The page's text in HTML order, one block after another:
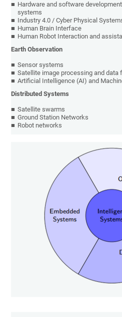
Hardware andsoftware development
systems
Industry 4.0 /Cyber Physical
Human Brain Interface
Human Robot Interaction and
Earth Observation
Sensor systems
Satellite image processing and data
Artificial Intelligence (AI) and
Distributed Systems
Satellite swarms
Ground Station Networks
Robot networks